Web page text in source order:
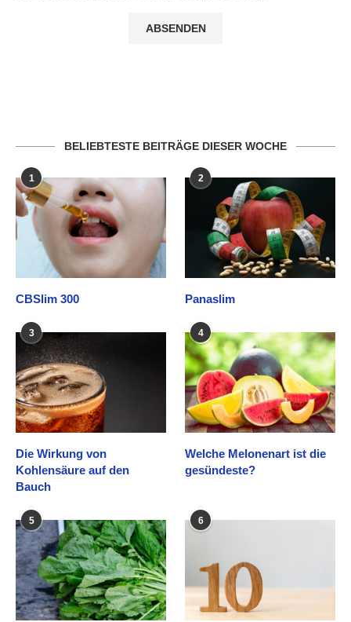
BELIEBTESTE BEITRÄGE DIESER WOCHE
1
CBSlim 300
2
Panaslim
3
Die Wirkung von
Kohlensäure auf den
Bauch
4
Welche Melonenart ist die
gesündeste?
5 6